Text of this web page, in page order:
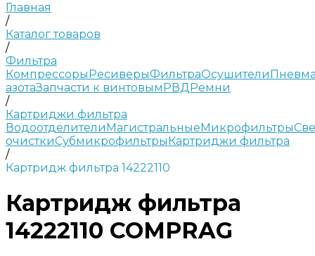
Главная
/
Каталог товаров
/
Фильтра
КомпрессорыРесиверыФильтраОсушители
азотаЗапчасти к винтовымРВДРемни
/
Картриджи фильтра
ВодоотделителиМагистральныеМикрофильтры
очисткиСубмикрофильтрыКартриджи фильтра
/
Картридж фильтра 14222110
Картридж фильтра
14222110 COMPRAG